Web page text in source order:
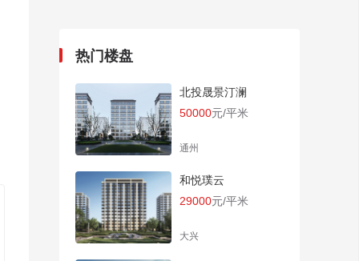
热门楼盘
北投晟景汀澜
50000元/平米
通州
和悦璞云
29000元/平米
大兴